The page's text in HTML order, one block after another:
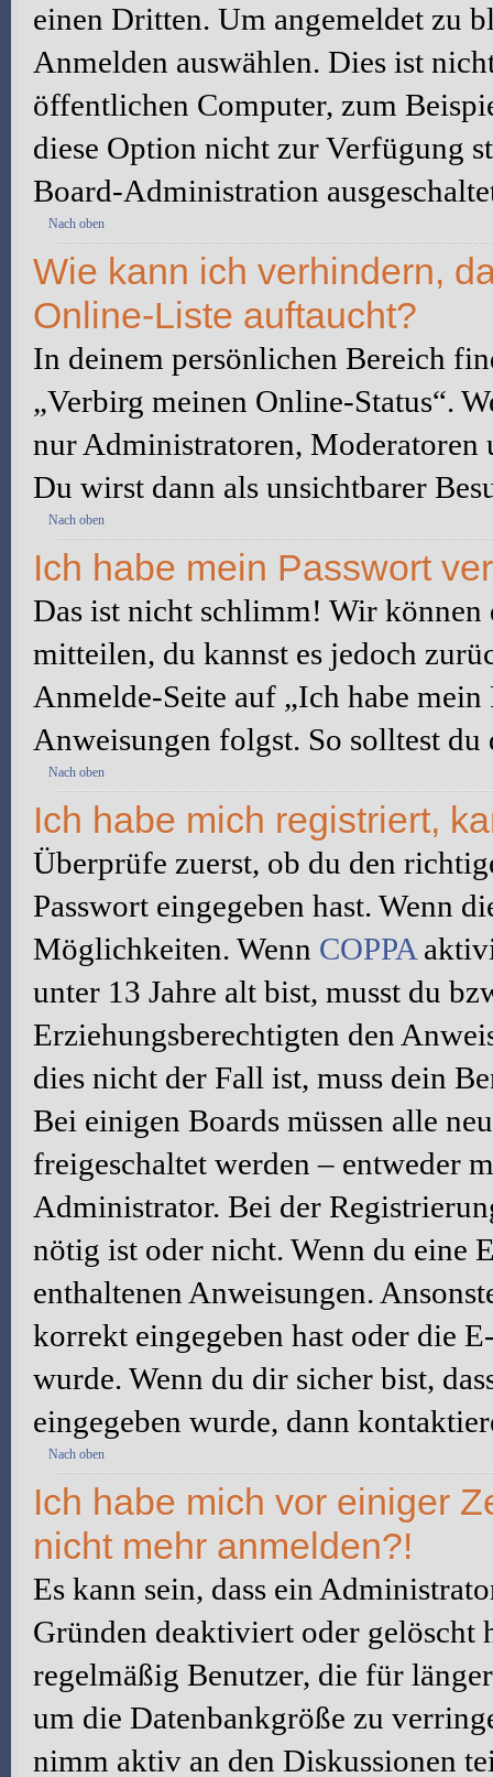
einen Dritten. Um angemeldet zu
Anmelden auswählen. Dies ist
öffentlichen Computer, zum
diese Option nicht zur Verfügung
Board-Administration
Nach oben
Wie kann ich verhindern,
Online-Liste auftaucht?
In deinem persönlichen Bereich
„Verbirg meinen Online-Status“.
nur Administratoren, Moderatoren
Du wirst dann als unsichtbarer
Nach oben
Ich habe mein Passwort
Das ist nicht schlimm! Wir
mitteilen, du kannst es jedoch
Anmelde-Seite auf „Ich habe
Anweisungen folgst. So solltest
Nach oben
Ich habe mich registriert,
Überprüfe zuerst, ob du den
Passwort eingegeben hast. Wenn
Möglichkeiten. Wenn COPPA
unter 13 Jahre alt bist, musst du
Erziehungsberechtigten den
dies nicht der Fall ist, muss dein
Bei einigen Boards müssen alle
freigeschaltet werden – entweder
Administrator. Bei der
nötig ist oder nicht. Wenn du eine
enthaltenen Anweisungen.
korrekt eingegeben hast oder die
wurde. Wenn du dir sicher bist,
eingegeben wurde, dann
Nach oben
Ich habe mich vor einiger
nicht mehr anmelden?!
Es kann sein, dass ein
Gründen deaktiviert oder gelöscht
regelmäßig Benutzer, die für
um die Datenbankgröße zu
nimm aktiv an den Diskussionen